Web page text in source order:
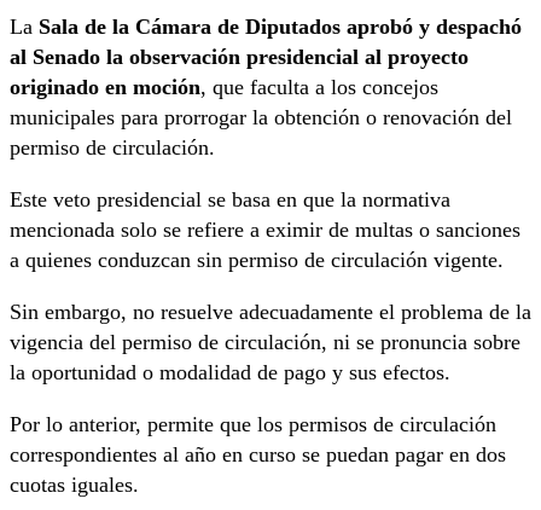
La Sala de la Cámara de Diputados aprobó y despachó
al Senado la observación presidencial al proyecto
originado en moción, que faculta a los concejos
municipales para prorrogar la obtención o renovación del
permiso de circulación.
Este veto presidencial se basa en que la normativa
mencionada solo se refiere a eximir de multas o sanciones
a quienes conduzcan sin permiso de circulación vigente.
Sin embargo, no resuelve adecuadamente el problema de la
vigencia del permiso de circulación, ni se pronuncia sobre
la oportunidad o modalidad de pago y sus efectos.
Por lo anterior, permite que los permisos de circulación
correspondientes al año en curso se puedan pagar en dos
cuotas iguales.